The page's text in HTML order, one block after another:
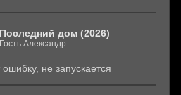
Последний дом (2026)
Гость Александр
не запускается